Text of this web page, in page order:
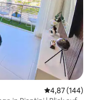
4,87 (144)